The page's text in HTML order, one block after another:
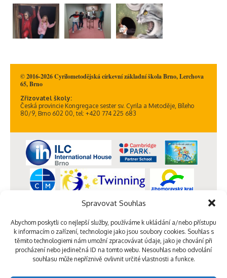
Spravovat Souhlas
Abychom poskytli co nejlepší služby, používáme k ukládání a/nebo přístupu
k informacím o zařízení, technologie jako jsou soubory cookies. Souhlas s
těmito technologiemi nám umožní zpracovávat údaje, jako je chování při
procházení nebo jedinečná ID na tomto webu. Nesouhlas nebo odvolání
souhlasu může nepříznivě ovlivnit určité vlastnosti a funkce.
© 2016-2026 Cyrilometodějská církevní základní škola Brno, Lerchova
65, Brno
Zřizovatel školy:
Česká provincie Kongregace sester sv. Cyrila a Metoděje, Bíleho
80/9, Brno 602 00, tel: +420 774 225 683